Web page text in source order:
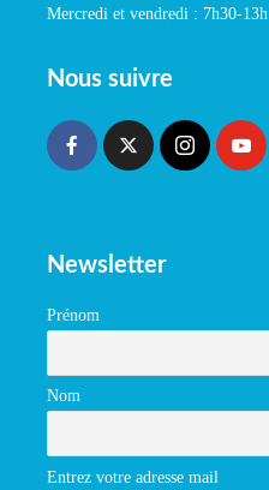
Mercredi et vendredi : 7h30-13h
Nous suivre
Newsletter
Prénom
Nom
Entrez votre adresse mail